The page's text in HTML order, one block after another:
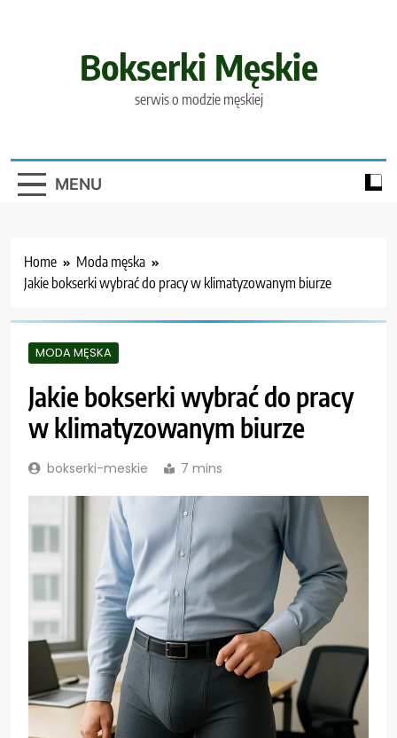
Bokserki Męskie
serwis o modzie męskiej
MENU
Home
Moda męska
Jakie bokserki wybrać do pracy w klimatyzowanym biurze
MODA MĘSKA
Jakie bokserki wybrać do pracy
w klimatyzowanym biurze
bokserki-meskie 7 mins